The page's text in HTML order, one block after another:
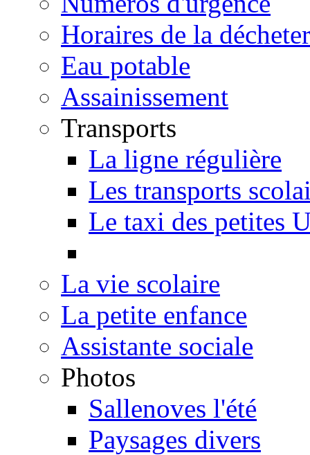
Horaires de la
Eau potable
Assainissement
Transports
La ligne régulière
Les transports
Le taxi des petites
La vie scolaire
La petite enfance
Assistante sociale
Photos
Sallenoves l'été
Paysages divers